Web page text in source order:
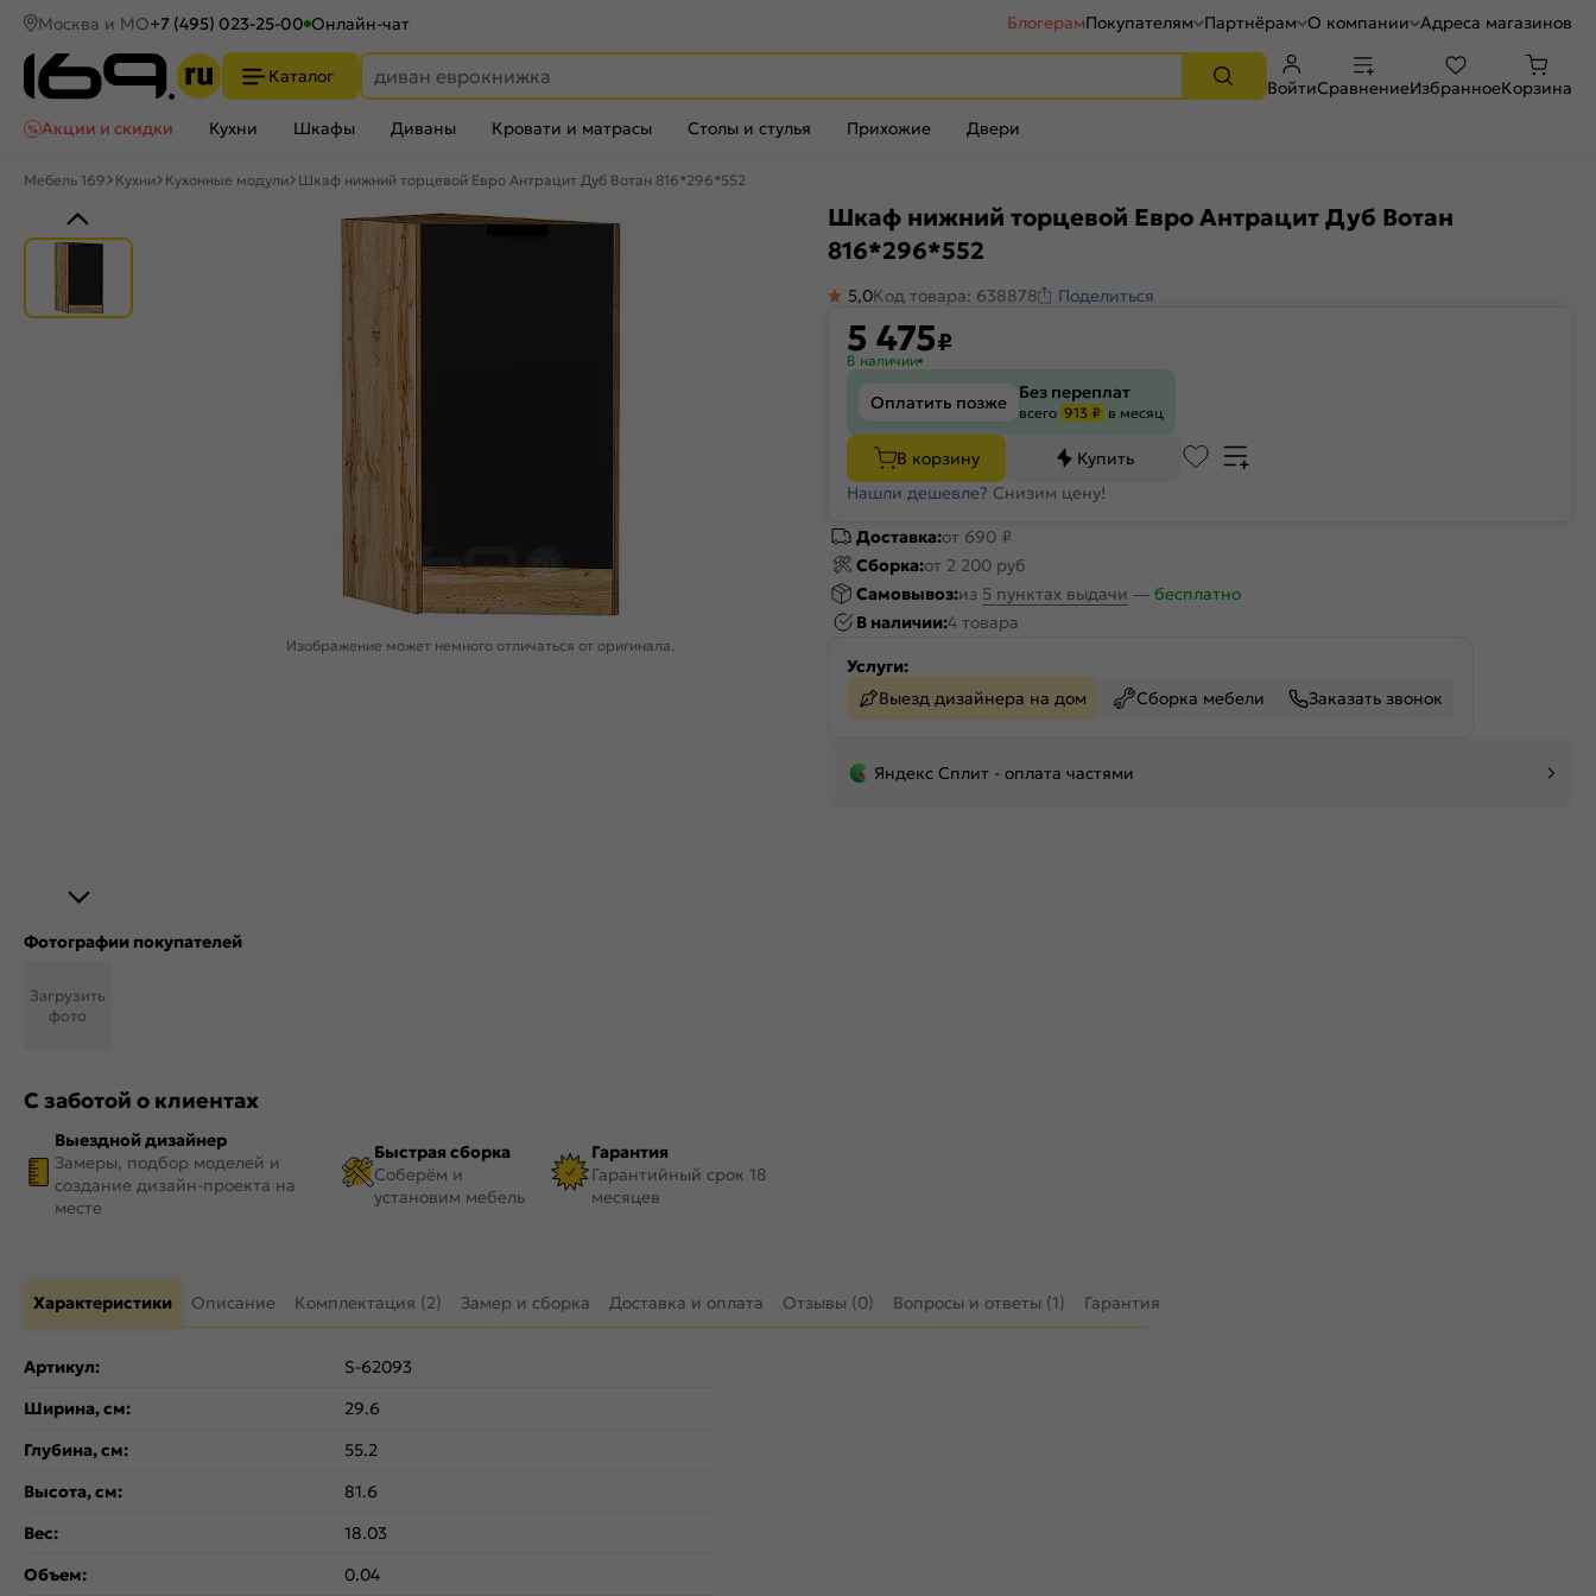
Москва и МО+7 (495) 023-25-00 Онлайн-чат БлогерамПокупателям Партнёрам О компании Адреса магазинов
Каталог
ВойтиСравнениеИзбранноеКорзина
Акции и скидки
Кухни Шкафы Диваны Кровати и матрасы Столы и стулья Прихожие Двери
Мебель 169 Кухни Кухонные модули Шкаф нижний торцевой Евро Антрацит Дуб Вотан 816*296*552
Изображение может немного отличаться от оригинала.
Фотографии покупателей
Загрузить
фото
С заботой о клиентах
Выездной дизайнер
Замеры, подбор моделей и
создание дизайн-проекта на
месте
Быстрая сборка
Соберём и
установим мебель
Гарантия
Гарантийный срок 18
месяцев
Шкаф нижний торцевой Евро Антрацит Дуб Вотан
816*296*552
5,0Код товара: 638878 Поделиться
5 475₽
В наличии
Оплатить позже Без переплат
всего 913 ₽ в месяц
В корзину
Купить
Нашли дешевле? Снизим цену!
Доставка:от 690 ₽
Сборка:от 2 200 руб
Самовывоз:из 5 пунктах выдачи — бесплатно
В наличии:4 товара
Услуги:
Выезд дизайнера на дом
Сборка мебели Заказать звонок
Яндекс Сплит - оплата частями
Характеристики Описание Комплектация (2) Замер и сборка Доставка и оплата Отзывы (0) Вопросы и ответы (1) Гарантия
Артикул:
S-62093
Ширина, см:
29.6
Глубина, см:
55.2
Высота, см:
81.6
Вес:
18.03
Объем:
0.04